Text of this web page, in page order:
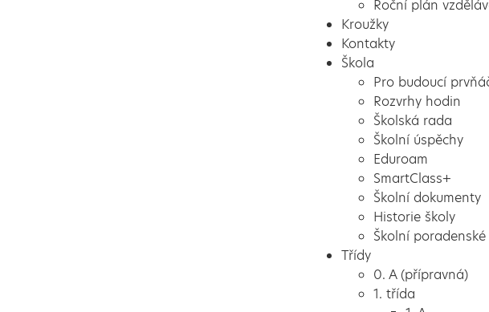
Roční plán
Kroužky
Kontakty
Škola
Pro budoucí
Rozvrhy hodin
Školská rada
Školní úspěchy
Eduroam
SmartClass+
Školní dokumenty
Historie školy
Školní
Třídy
0. A (přípravná)
1. třída